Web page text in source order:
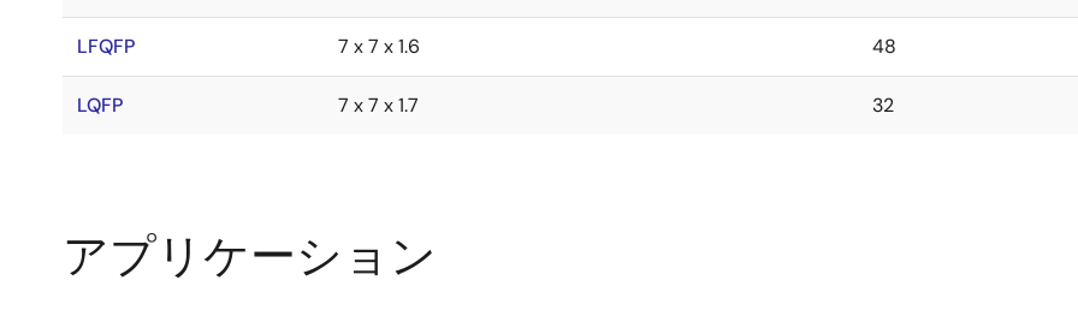
LFQFP 7 x 7 x 1.6 48
LQFP 7 x 7 x 1.7 32
アプリケーション